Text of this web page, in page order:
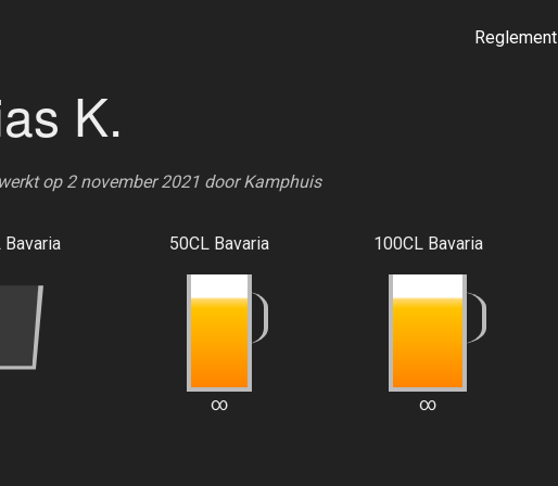
Reglement
K.
op 2 november 2021 doorKamphuis
Bavaria 50CL Bavaria
∞
100CL Bavaria
∞